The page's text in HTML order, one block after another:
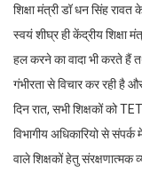
शिक्षा मंत्री डॉ धन सिंह रावत
स्वयं शीघ्र ही केंद्रीय शिक्षा
हल करने का वादा भी करते हैं
गंभीरता से विचार कर रही है
दिन रात, सभी शिक्षकों को
विभागीय अधिकारियो से
वाले शिक्षकों हेतु